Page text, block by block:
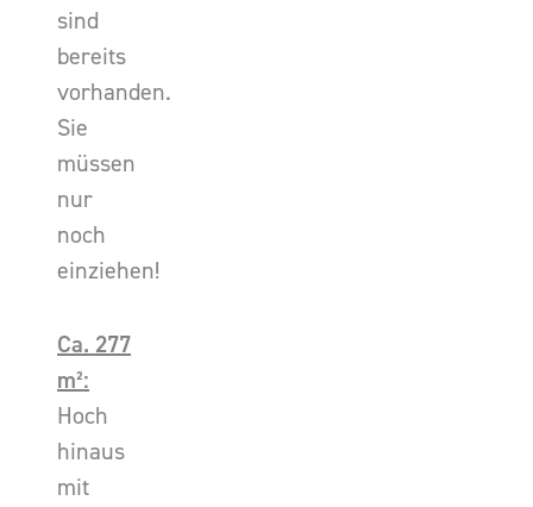
sind
bereits
vorhanden.
Sie
müssen
nur
noch
einziehen!
Ca. 277
m²:
Hoch
hinaus
mit